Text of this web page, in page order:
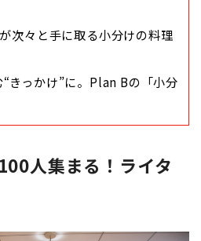
次々と手に取る小分けの料理
きっかけ”に。Plan Bの「小分
人集まる！ライタ